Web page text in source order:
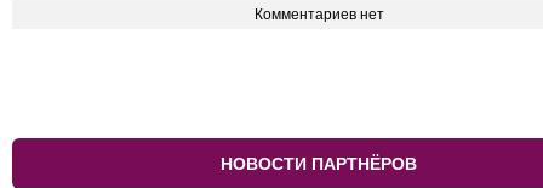
Комментариев нет
НОВОСТИ ПАРТНЁРОВ